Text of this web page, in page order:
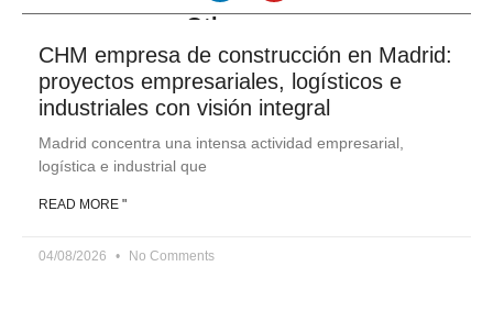
Other news
CHM empresa de construcción en Madrid:
proyectos empresariales, logísticos e
industriales con visión integral
Madrid concentra una intensa actividad empresarial,
logística e industrial que
READ MORE "
04/08/2026 No Comments